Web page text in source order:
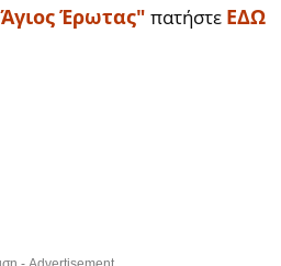
Έρωτας" πατήστε ΕΔΩ